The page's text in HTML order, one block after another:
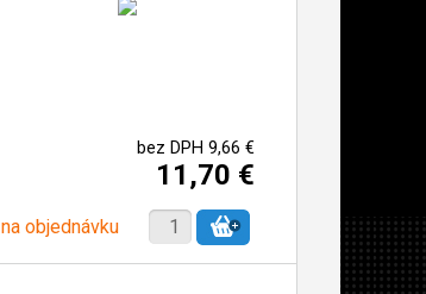
bez DPH 9,66 €
11,70 €
na objednávku